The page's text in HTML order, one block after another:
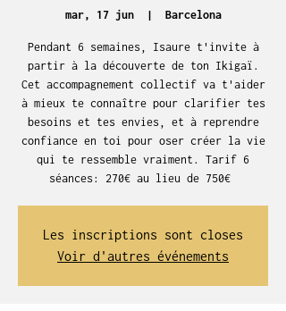
mar, 17 jun
  |
Barcelona
Pendant 6 semaines, Isaure t'invite à
partir à la découverte de ton Ikigaï.
Cet accompagnement collectif va t'aider
à mieux te connaître pour clarifier tes
besoins et tes envies, et à reprendre
confiance en toi pour oser créer la vie
qui te ressemble vraiment. Tarif 6
séances: 270€ au lieu de 750€
Les inscriptions sont closes
Voir d'autres événements